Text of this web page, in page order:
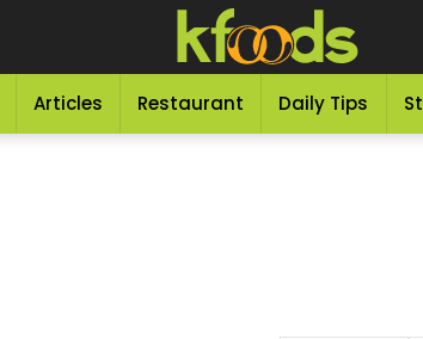
Articles Restaurant Daily Tips